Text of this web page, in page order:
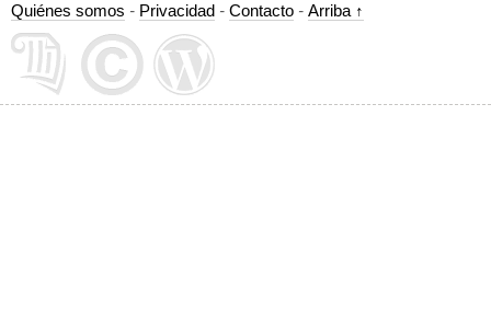
Quiénes somos - Privacidad - Contacto - Arriba ↑